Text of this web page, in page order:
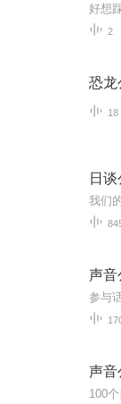
2
恐龙
18
日谈
我们
声音
参与
声音
100